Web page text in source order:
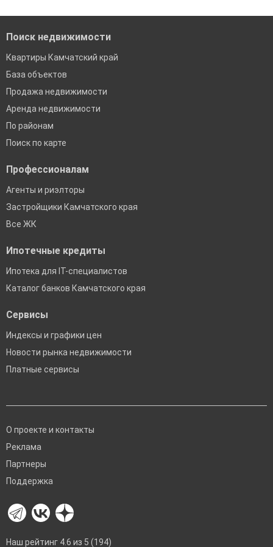
Поиск недвижимости
Квартиры Камчатский край
База объектов
Продажа недвижимости
Аренда недвижимости
По районам
Поиск по карте
Профессионалам
Агенты и риэлторы
Застройщики Камчатского края
Все ЖК
Ипотечные кредиты
Ипотека для IT-специалистов
Каталог банков Камчатского края
Сервисы
Индексы и графики цен
Новости рынка недвижимости
Платные сервисы
О проекте и контакты
Реклама
Партнеры
Поддержка
Наш рейтинг 4.6 из 5 (194)